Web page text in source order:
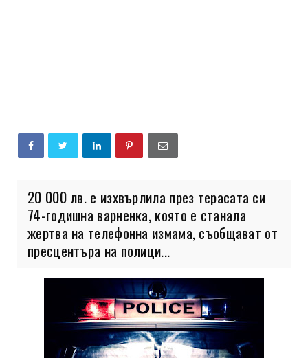
20 000 лв. е изхвърлила през терасата си
74-годишна варненка, която е станала
жертва на телефонна измама, съобщават от
пресцентъра на полици...